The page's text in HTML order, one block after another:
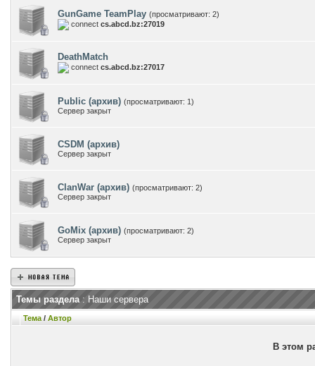
GunGame TeamPlay (просматривают: 2)
connect cs.abcd.bz:27019
DeathMatch
connect cs.abcd.bz:27017
Public (архив) (просматривают: 1)
Сервер закрыт
CSDM (архив)
Сервер закрыт
ClanWar (архив) (просматривают: 2)
Сервер закрыт
GoMix (архив) (просматривают: 2)
Сервер закрыт
Темы раздела: Наши сервера
Тема / Автор
В этом